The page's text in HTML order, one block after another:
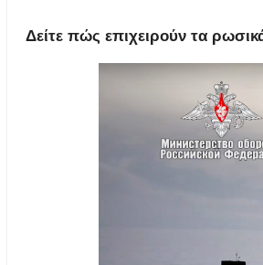
Δείτε πώς επιχειρούν τα